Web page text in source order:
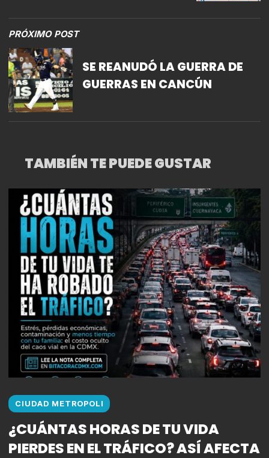
PRÓXIMO POST
SE REANUDÓ LA GUERRA DE
GUERRAS EN CANCÚN
TAMBIÉN TE PUEDE GUSTAR
CIUDAD METROPOLI
¿CUÁNTAS HORAS DE TU VIDA
PIERDES EN EL TRÁFICO? ASÍ AFECTA